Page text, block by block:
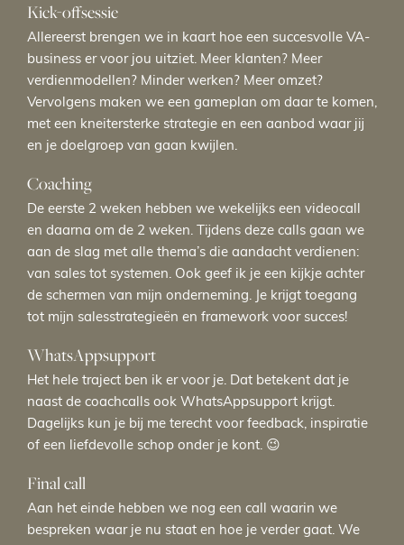
Kick-offsessie
Allereerst brengen we in kaart hoe een succesvolle VA-
business er voor jou uitziet. Meer klanten? Meer
verdienmodellen? Minder werken? Meer omzet?
Vervolgens maken we een gameplan om daar te komen,
met een kneitersterke strategie en een aanbod waar jij
en je doelgroep van gaan kwijlen.
Coaching
De eerste 2 weken hebben we wekelijks een videocall
en daarna om de 2 weken. Tijdens deze calls gaan we
aan de slag met alle thema’s die aandacht verdienen:
van sales tot systemen. Ook geef ik je een kijkje achter
de schermen van mijn onderneming. Je krijgt toegang
tot mijn salesstrategieën en framework voor succes!
WhatsAppsupport
Het hele traject ben ik er voor je. Dat betekent dat je
naast de coachcalls ook WhatsAppsupport krijgt.
Dagelijks kun je bij me terecht voor feedback, inspiratie
of een liefdevolle schop onder je kont. 😉
Final call
Aan het einde hebben we nog een call waarin we
bespreken waar je nu staat en hoe je verder gaat. We